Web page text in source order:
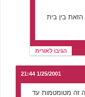
בין בית
הגיבו לאורית
1/25/2001 21:44
זה מטומטמות עד